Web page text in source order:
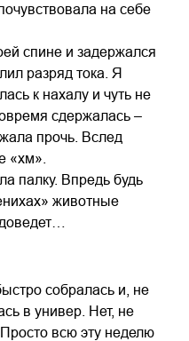
на себе
спине и задержался
разряд тока. Я
к нахалу и чуть не
сдержалась –
прочь. Вслед
«хм».
палку. Впредь будь
животные
собралась и, не
в универ. Нет, не
всю эту неделю